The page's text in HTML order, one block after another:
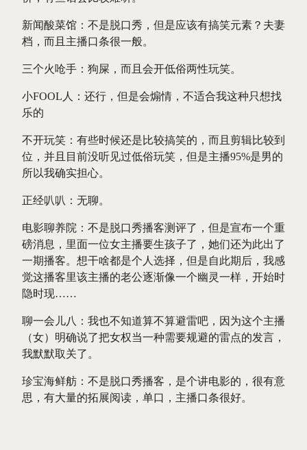
新闻酸菜馆：不是脱口秀，但是应该有搞笑元素？夫妻
档，而且主播口条很一般。
三个火呛手：狗屎，而且会开低俗两性玩笑。
小FOOL人：还行，但是会煽情，不适合我这种只想找
乐的
不开玩笑：有些时候还是比较搞笑的，而且剪辑比较到
位，并且目前没听见过低俗玩笑，但是主播95%是男的
所以我确实担心。
正经叭叭：无聊。
电影聊养院：不是脱口秀播客测评了，但是宣布一个重
磅消息，里面一位女主播要生孩子了，她们还为此出了
一期播客。想干啥都是个人选择，但是自此期后，我感
觉这播客里该主播的老公逐渐像一个幽灵一样，开始时
隐时现……
聊一会儿八：我也不知道算不算避雷吧，因为这个主播
（女）明确说了把女权当一种需要规避的雷点的发言，
我默默取关了。
珍宝海鲜舫：不是脱口秀播客，是个讲电影的，很有意
思，有大量的拓展阅读，单口，主播口条很好。